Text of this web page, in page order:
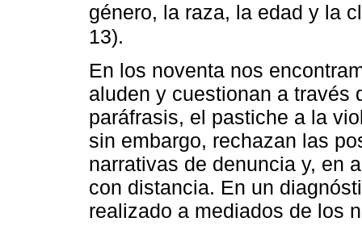
género, la raza, la edad y la
13).
En los noventa nos
aluden y cuestionan a través
paráfrasis, el pastiche a la
sin embargo, rechazan las
narrativas de denuncia y, en
con distancia. En un
realizado a mediados de los